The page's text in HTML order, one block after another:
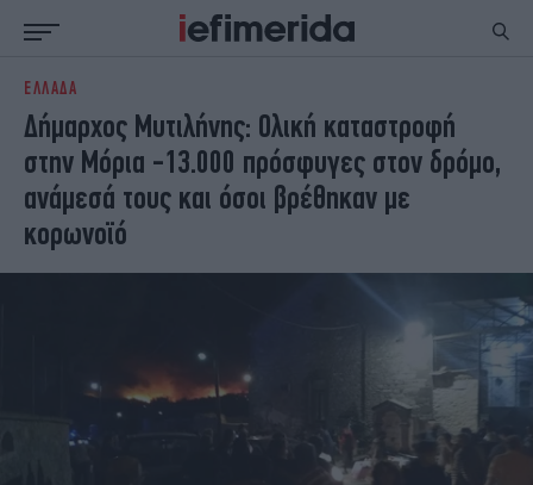
ΕΙΔΗΣΕΙΣ
NON PAPER
ΕΛΛΑΔΑ
ΟΙΚΟΝΟΜΙΑ
ΚΟΣΜΟΣ
ΠΟΛΙΤΙΣΜΟΣ
ΠΑΝΕΛΛΗΝΙΕΣ
ΖΩΗ
ΓΥΝΑΙΚΑ
ENGLISH EDITION
ΟΛΥΜΠΙΑΚΟΙ ΑΓΩΝΕΣ
iAUTOKINITO
ΕΛΛΑΔΑ
Δήμαρχος Μυτιλήνης: Ολική καταστροφή
στην Μόρια -13.000 πρόσφυγες στον δρόμο,
ανάμεσά τους και όσοι βρέθηκαν με
κορωνοϊό